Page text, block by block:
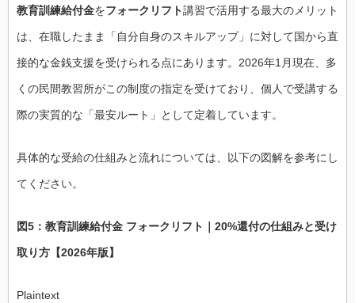
教育訓練給付金をフォークリフト講習で活用する最大のメリット
は、在職したまま「自分自身のスキルアップ」に対して国から直
接的な金銭支援を受けられる点にあります。2026年1月現在、多
くの民間教習所がこの制度の指定を受けており、個人で受講する
際の実質的な「最安ルート」として定着しています。
具体的な受給の仕組みと流れについては、以下の図解を参考にし
てください。
図5：教育訓練給付金 フォークリフト｜20%還付の仕組みと受け
取り方【2026年版】
Plaintext